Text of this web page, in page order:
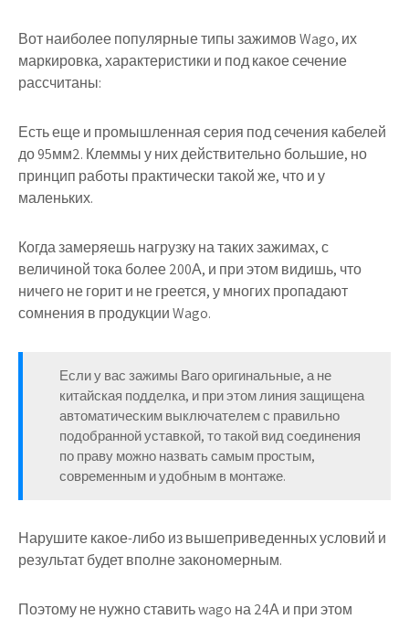
Вот наиболее популярные типы зажимов Wago, их
маркировка, характеристики и под какое сечение
рассчитаны:
Есть еще и промышленная серия под сечения кабелей
до 95мм2. Клеммы у них действительно большие, но
принцип работы практически такой же, что и у
маленьких.
Когда замеряешь нагрузку на таких зажимах, с
величиной тока более 200А, и при этом видишь, что
ничего не горит и не греется, у многих пропадают
сомнения в продукции Wago.
Если у вас зажимы Ваго оригинальные, а не
китайская подделка, и при этом линия защищена
автоматическим выключателем с правильно
подобранной уставкой, то такой вид соединения
по праву можно назвать самым простым,
современным и удобным в монтаже.
Нарушите какое-либо из вышеприведенных условий и
результат будет вполне закономерным.
Поэтому не нужно ставить wago на 24А и при этом